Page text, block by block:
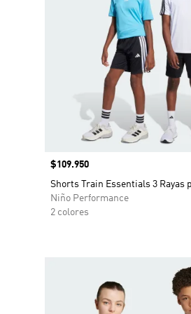
Precio
$109.950
Shorts Train Essentials 3 Rayas
Niño Performance
2 colores